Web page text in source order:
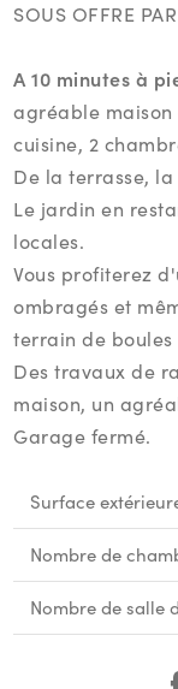
SOUS OFFRE
A 10 minutes à
agréable maison
cuisine, 2
De la terrasse,
Le jardin en
locales.
Vous profiterez
ombragés et
terrain de boules
Des travaux de
maison, un
Garage fermé.
Surface
Nombre de
Nombre de salle